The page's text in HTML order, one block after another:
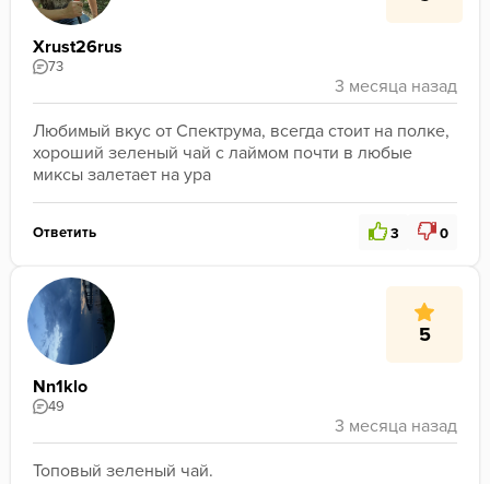
Xrust26rus
73
Любимый вкус от Спектрума, всегда стоит на полке,
хороший зеленый чай с лаймом почти в любые
миксы залетает на ура
Ответить 3 0
5
Nn1klo
49
Топовый зеленый чай.